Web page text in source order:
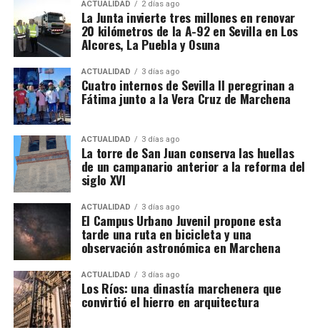
muralla y ciudad
El proceso de ocupación fue acompañado por otro
fenómeno: la demolición de los tramos que
dificultaban la circulación y la expansión urbana.
Bellido señala que durante el siglo XIX se
produjeron importantes destrucciones:
buena parte de la Puerta de Osuna, se abrió la calle
San Francisco cortando el recinto,la apertura de la
calle Zurbarán afectó al lienzo que comunicaba el
recinto principal con la Alcazaba y también
desapareció lo poco que quedaba de la Puerta de
Écija que ya habia sido demolida junto a la barriada
del mismo nombre en 1650 por orden del virrey de
Napoles.
Instancia de Morón de la Frontera, plaza número 2,
órgano judicial competente en la investigación. La
existencia y actual denominación de este Tribunal
de Instancia está igualmente recogida por el
Ministerio de Justicia.
Una estructura de más de treinta
sociedades
Detrás de las operaciones aparentemente ordinarias
de importación y distribución de alcohol, los
investigadores aseguran haber descubierto una
arquitectura empresarial mucho más compleja. El
entramado estaría compuesto por más de treinta
sociedades, cada una con una función determinada,
además de una estructura empresarial paralela que
habría servido para canalizar fondos procedentes de
la actividad presuntamente delictiva.
ACTUALIDAD 2 días ago
La Junta invierte tres millones en renovar
20 kilómetros de la A-92 en Sevilla en Los
Alcores, La Puebla y Osuna
ACTUALIDAD 3 días ago
Cuatro internos de Sevilla II peregrinan a
Fátima junto a la Vera Cruz de Marchena
ACTUALIDAD 3 días ago
La torre de San Juan conserva las huellas
de un campanario anterior a la reforma del
siglo XVI
ACTUALIDAD 3 días ago
El Campus Urbano Juvenil propone esta
tarde una ruta en bicicleta y una
observación astronómica en Marchena
ACTUALIDAD 3 días ago
Los Ríos: una dinastía marchenera que
convirtió el hierro en arquitectura